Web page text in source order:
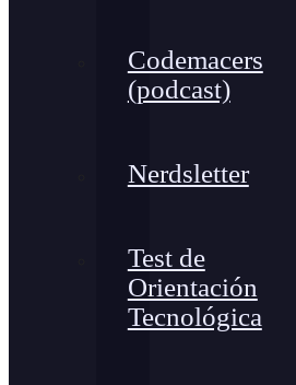
Codemacers
(podcast)
Nerdsletter
Test de
Orientación
Tecnológica